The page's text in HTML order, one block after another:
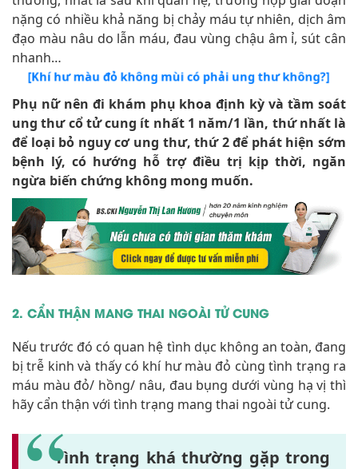
nặng có nhiều khả năng bị chảy máu tự nhiên, dịch âm
đạo màu nâu do lẫn máu, đau vùng chậu âm ỉ, sút cân
nhanh…
[Khí hư màu đỏ không mùi có phải ung thư không?]
Phụ nữ nên đi khám phụ khoa định kỳ và tầm soát
ung thư cổ tử cung ít nhất 1 năm/1 lần, thứ nhất là
để loại bỏ nguy cơ ung thư, thứ 2 để phát hiện sớm
bệnh lý, có hướng hỗ trợ điều trị kịp thời, ngăn
ngừa biến chứng không mong muốn.
2. CẨN THẬN MANG THAI NGOÀI TỬ CUNG
Nếu trước đó có quan hệ tình dục không an toàn, đang
bị trễ kinh và thấy có khí hư màu đỏ cùng tình trạng ra
máu màu đỏ/ hồng/ nâu, đau bụng dưới vùng hạ vị thì
hãy cẩn thận với tình trạng mang thai ngoài tử cung.
Tình trạng khá thường gặp trong